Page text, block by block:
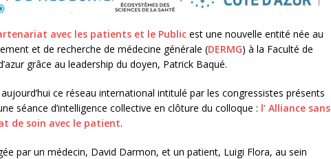
avec les patients et le Public est une nouvelle entité née au
et de recherche de médecine générale (DERMG) à la Faculté de
grâce au leadership du doyen, Patrick Baqué.
aujourd’hui ce réseau international intitulé par les congressistes présents
séance d’intelligence collective en clôture du colloque : l’ Alliance sans
de soin avec le patient.
par un médecin, David Darmon, et un patient, Luigi Flora, au sein